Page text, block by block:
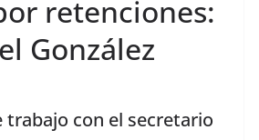
retenciones:
González
trabajo con el secretario